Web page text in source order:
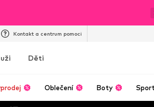
Kontakt a centrum pomoci
Děti
Oblečení Boty Sport